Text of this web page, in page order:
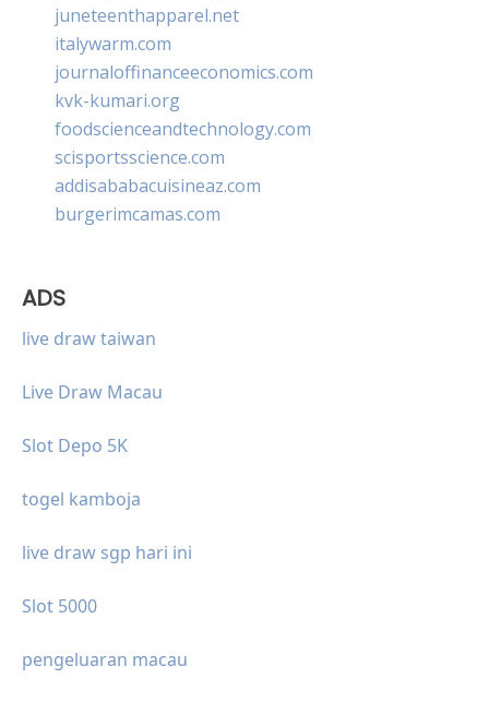
juneteenthapparel.net
italywarm.com
journaloffinanceeconomics.com
kvk-kumari.org
foodscienceandtechnology.com
scisportsscience.com
addisababacuisineaz.com
burgerimcamas.com
ADS
live draw taiwan
Live Draw Macau
Slot Depo 5K
togel kamboja
live draw sgp hari ini
Slot 5000
pengeluaran macau